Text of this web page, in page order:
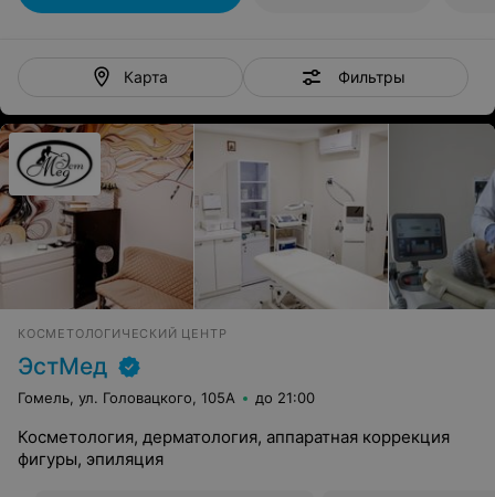
Карта Фильтры
КОСМЕТОЛОГИЧЕСКИЙ ЦЕНТР
ЭстМед
Гомель, ул. Головацкого, 105А до 21:00
Косметология, дерматология, аппаратная коррекция
фигуры, эпиляция